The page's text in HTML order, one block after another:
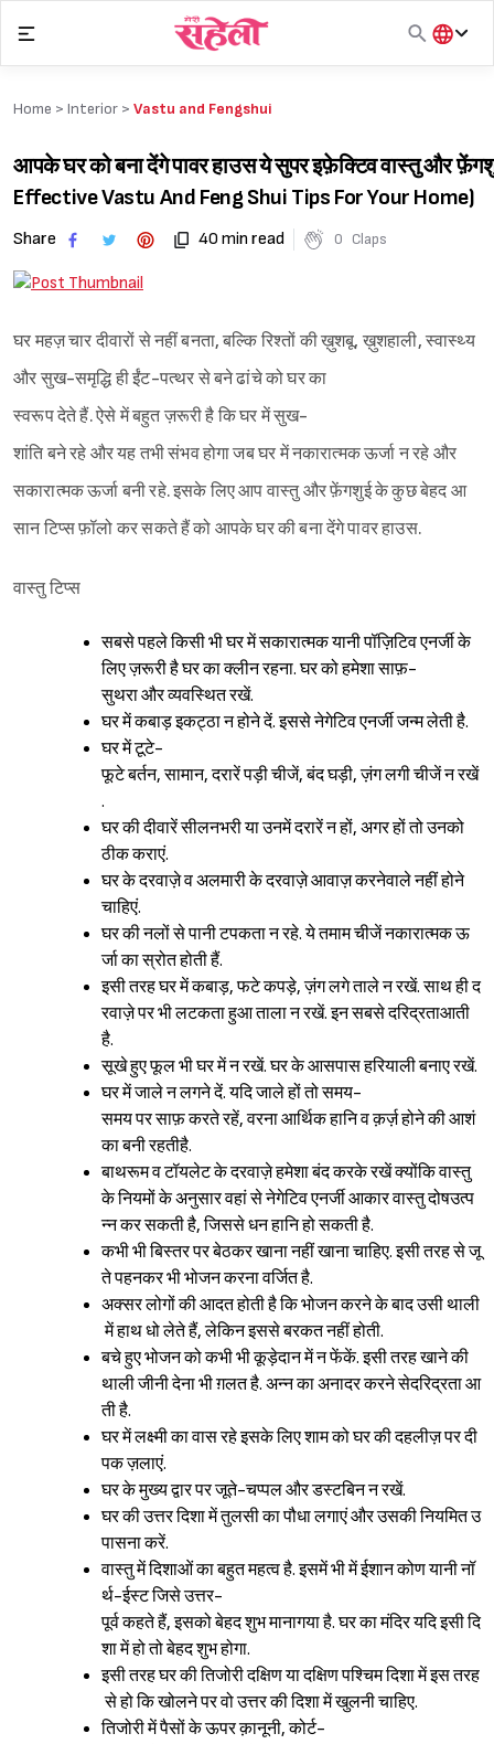
content
हिंदी
Home > Interior > Vastu and Fengshui
आपके घर को बना देंगे पावर हाउस ये सुपर इफ़ेक्टिव वास्तु और
Effective Vastu And Feng Shui Tips For Your Home)
Share 40 min read 0 Claps
घर महज़ चार दीवारों से नहीं बनता, बल्कि रिश्तों की ख़ुशबू, ख़ुशहाली, स्वास्थ्य
और सुख-समृद्धि ही ईंट-पत्थर से बने ढांचे को घर का
स्वरूप देते हैं. ऐसे में बहुत ज़रूरी है कि घर में सुख-
शांति बने रहे और यह तभी संभव होगा जब घर में नकारात्मक ऊर्जा न रहे और
सकारात्मक ऊर्जा बनी रहे. इसके लिए आप वास्तु और फ़ेंगशुई के कुछ बेहद आ
सान टिप्स फ़ॉलो कर सकते हैं को आपके घर की बना देंगे पावर हाउस.
वास्तु टिप्स
सबसे पहले किसी भी घर में सकारात्मक यानी पॉज़िटिव एनर्जी के
लिए ज़रूरी है घर का क्लीन रहना. घर को हमेशा साफ़-
सुथरा और व्यवस्थित रखें.
घर में कबाड़ इकट्ठा न होने दें. इससे नेगेटिव एनर्जी जन्म लेती है.
घर में टूटे-
फूटे बर्तन, सामान, दरारें पड़ी चीजें, बंद घड़ी, ज़ंग लगी चीजें न रखें
.
घर की दीवारें सीलनभरी या उनमें दरारें न हों, अगर हों तो उनको
ठीक कराएं.
घर के दरवाज़े व अलमारी के दरवाज़े आवाज़ करनेवाले नहीं होने
चाहिएं.
घर की नलों से पानी टपकता न रहे. ये तमाम चीजें नकारात्मक ऊ
र्जा का स्रोत होती हैं.
इसी तरह घर में कबाड़, फटे कपड़े, ज़ंग लगे ताले न रखें. साथ ही द
रवाज़े पर भी लटकता हुआ ताला न रखें. इन सबसे दरिद्रताआती
है.
सूखे हुए फूल भी घर में न रखें. घर के आसपास हरियाली बनाए रखें.
घर में जाले न लगने दें. यदि जाले हों तो समय-
समय पर साफ़ करते रहें, वरना आर्थिक हानि व क़र्ज़ होने की आशं
का बनी रहतीहै.
बाथरूम व टॉयलेट के दरवाज़े हमेशा बंद करके रखें क्योंकि वास्तु
के नियमों के अनुसार वहां से नेगेटिव एनर्जी आकार वास्तु दोषउत्प
न्न कर सकती है, जिससे धन हानि हो सकती है.
कभी भी बिस्तर पर बेठकर खाना नहीं खाना चाहिए. इसी तरह से जू
ते पहनकर भी भोजन करना वर्जित है.
अक्सर लोगों की आदत होती है कि भोजन करने के बाद उसी थाली
में हाथ धो लेते हैं, लेकिन इससे बरकत नहीं होती.
बचे हुए भोजन को कभी भी कूड़ेदान में न फेंकें. इसी तरह खाने की
थाली जीनी देना भी ग़लत है. अन्न का अनादर करने सेदरिद्रता आ
ती है.
घर में लक्ष्मी का वास रहे इसके लिए शाम को घर की दहलीज़ पर दी
पक ज़लाएं.
घर के मुख्य द्वार पर जूते-चप्पल और डस्टबिन न रखें.
घर की उत्तर दिशा में तुलसी का पौधा लगाएं और उसकी नियमित उ
पासना करें.
वास्तु में दिशाओं का बहुत महत्व है. इसमें भी में ईशान कोण यानी नॉ
र्थ-ईस्ट जिसे उत्तर-
पूर्व कहते हैं, इसको बेहद शुभ मानागया है. घर का मंदिर यदि इसी दि
शा में हो तो बेहद शुभ होगा.
इसी तरह घर की तिजोरी दक्षिण या दक्षिण पश्चिम दिशा में इस तरह
से हो कि खोलने पर वो उत्तर की दिशा में खुलनी चाहिए.
तिजोरी में पैसों के ऊपर क़ानूनी, कोर्ट-